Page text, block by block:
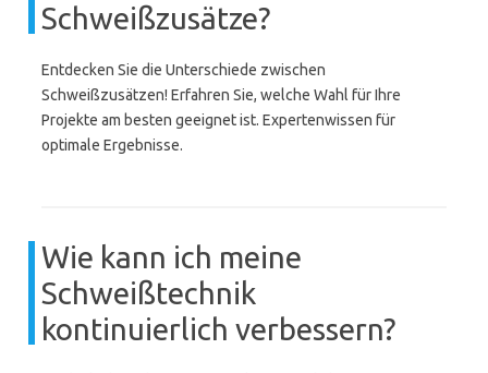
Schweißzusätze?
Entdecken Sie die Unterschiede zwischen
Schweißzusätzen! Erfahren Sie, welche Wahl für Ihre
Projekte am besten geeignet ist. Expertenwissen für
optimale Ergebnisse.
Wie kann ich meine
Schweißtechnik
kontinuierlich verbessern?